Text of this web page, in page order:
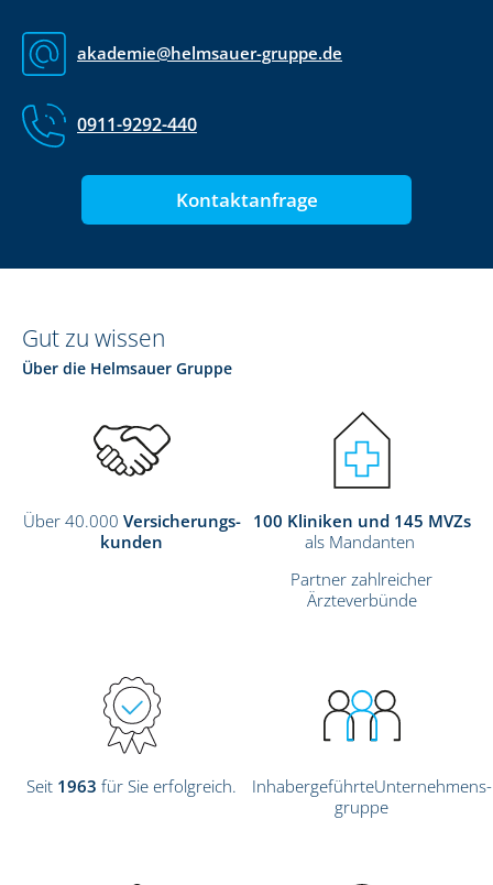
akademie@helmsauer-gruppe.de
0911-9292-440
Kontaktanfrage
Gut zu wissen
Über die Helmsauer Gruppe
Über 40.000 Versicherungs-
kunden
100 Kliniken und 145 MVZs
als Mandanten
Partner zahlreicher
Ärzteverbünde
Seit 1963 für Sie erfolgreich.
InhabergeführteUnternehmens-
gruppe